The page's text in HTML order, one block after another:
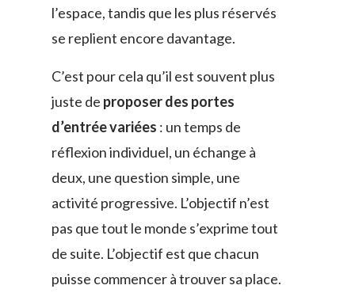
l’espace, tandis que les plus réservés
se replient encore davantage.
C’est pour cela qu’il est souvent plus
juste de proposer des portes
d’entrée variées : un temps de
réflexion individuel, un échange à
deux, une question simple, une
activité progressive. L’objectif n’est
pas que tout le monde s’exprime tout
de suite. L’objectif est que chacun
puisse commencer à trouver sa place.